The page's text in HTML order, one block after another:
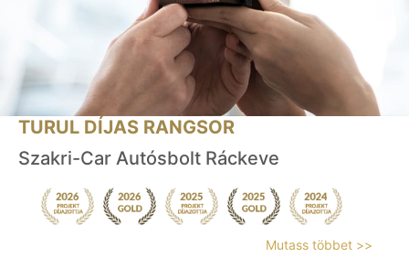
TURUL DÍJAS RANGSOR
Szakri-Car Autósbolt Ráckeve
Mutass többet >>